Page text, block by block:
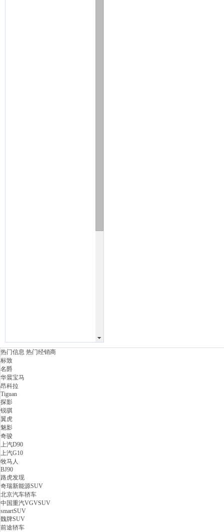
热门信息 热门经销商
标致
名爵
华晨宝马
昂科拉
Tiguan
探影
锐骐
翼虎
魅影
奇骏
上汽D90
上汽G10
牧马人
BJ90
路虎发现
奇瑞新能源SUV
北京汽车轿车
中国重汽VGVSUV
smartSUV
魏牌SUV
前途轿车